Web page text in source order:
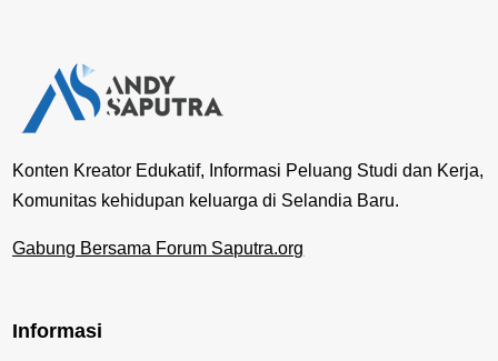
Konten Kreator Edukatif, Informasi Peluang Studi dan Kerja,
Komunitas kehidupan keluarga di Selandia Baru.
Gabung Bersama Forum Saputra.org
Informasi